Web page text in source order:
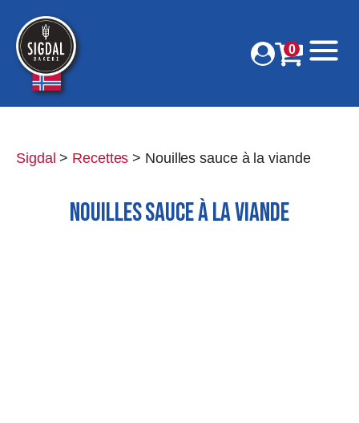
0
Sigdal > Recettes > Nouilles sauce à la viande
NOUILLES SAUCE À LA VIANDE